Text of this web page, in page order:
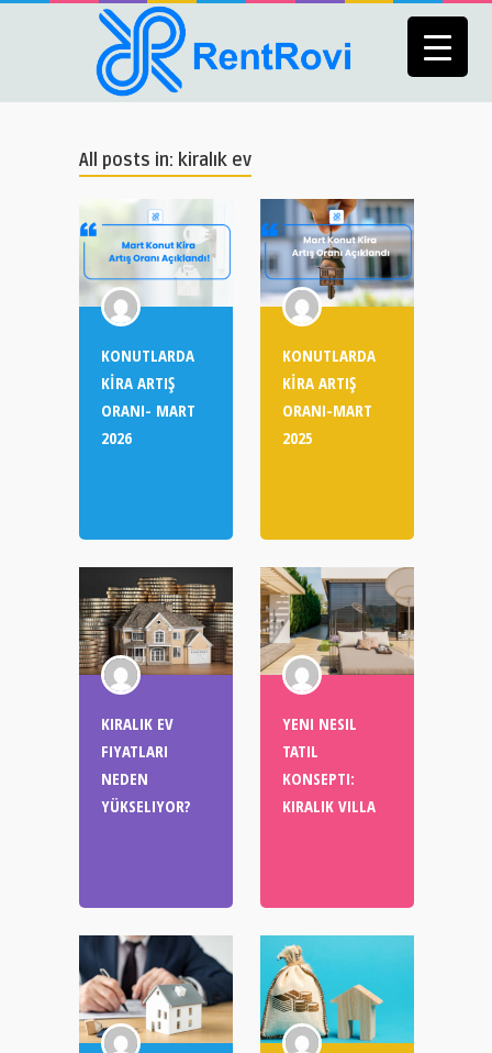
All posts in: kiralık ev
KONUTLARDA
KİRA ARTIŞ
ORANI- MART
2026
KONUTLARDA
KİRA ARTIŞ
ORANI-MART
2025
KIRALIK EV
FIYATLARI
NEDEN
YÜKSELIYOR?
YENI NESIL
TATIL
KONSEPTI:
KIRALIK VILLA